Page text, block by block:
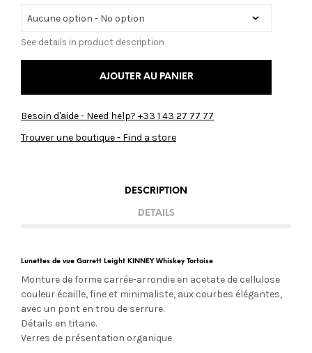
See details in product description
AJOUTER AU PANIER
Besoin d'aide - Need help? +33 1 43 27 77 77
Trouver une boutique - Find a store
DESCRIPTION
DETAILS
Lunettes de vue Garrett Leight KINNEY Whiskey Tortoise
Monture de forme carrée-arrondie en acetate de cellulose
couleur écaille, fine et minimaliste, aux courbes élégantes,
avec un pont en trou de serrure.
Détails en titane.
Verres de présentation organique